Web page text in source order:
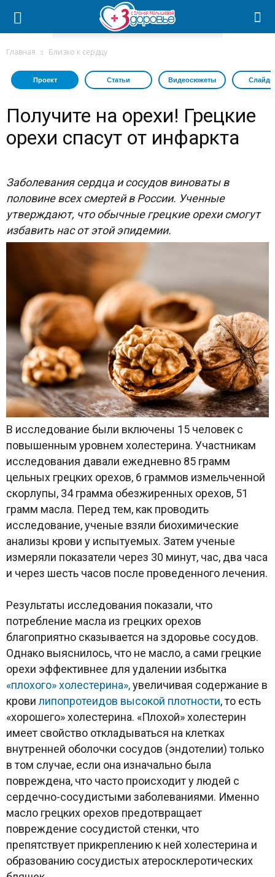
Главная Близко к сердцу
Проект Статьи Видеосюжеты
Получите на орехи! Грецкие
орехи спасут от инфаркта
Заболевания сердца и сосудов виноваты в
половине всех смертей в России. Ученные
утверждают, что обычные грецкие орехи смогут
избавить нас от этой эпидемии.
В исследование были включены 15 человек с
повышенным уровнем холестерина. Участникам
исследования давали ежедневно 85 грамм
цельных грецких орехов, 6 граммов измельченной
скорлупы, 34 грамма обезжиренных орехов, 51
грамм масла. Перед тем, как проводить
исследование, ученые взяли биохимические
анализы крови у испытуемых. Затем ученые
измеряли показатели через 30 минут, час, два часа
и через шесть часов после проведенного лечения.
Результаты исследования показали, что
потребление масла из грецких орехов
благоприятно сказывается на здоровье сосудов.
Однако выяснилось, что не масло, а сами грецкие
орехи эффективнее для удалении избытка
«плохого» холестерина»,увеличивая содержание в
крови липопротеидов высокой плотности, то есть
«хорошего» холестерина. «Плохой» холестерин
имеет свойство откладываться на клетках
внутренней оболочки сосудов (эндотелии) только
в том случае, если она изначально была
повреждена, что часто происходит у людей с
сердечно-сосудистыми заболеваниями. Именно
масло грецких орехов предотвращает
повреждение сосудистой стенки, что
препятствует прикреплению к ней холестерина и
образованию сосудистых атеросклеротических